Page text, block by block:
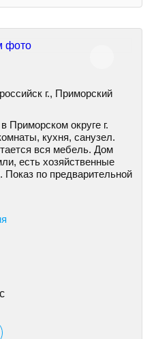
г., Приморский
Приморском округе г.
кухня, санузел.
вся мебель. Дом
есть хозяйственные
Показ по предварительной